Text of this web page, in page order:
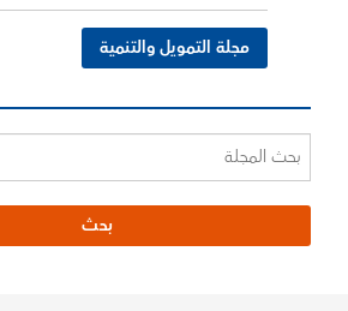
مجلة التمويل والتنمية